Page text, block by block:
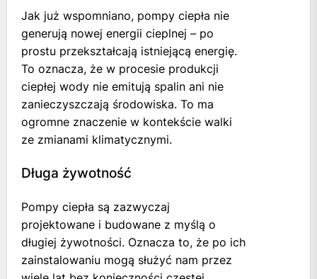
Jak już wspomniano, pompy ciepła nie
generują nowej energii cieplnej – po
prostu przekształcają istniejącą energię.
To oznacza, że w procesie produkcji
ciepłej wody nie emitują spalin ani nie
zanieczyszczają środowiska. To ma
ogromne znaczenie w kontekście walki
ze zmianami klimatycznymi.
Długa żywotność
Pompy ciepła są zazwyczaj
projektowane i budowane z myślą o
długiej żywotności. Oznacza to, że po ich
zainstalowaniu mogą służyć nam przez